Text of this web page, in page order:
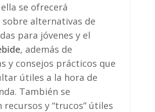
ella se ofrecerá
alternativas de
para jóvenes y el
, además de
y consejos prácticos que
útiles a la hora de
También se
y “trucos” útiles